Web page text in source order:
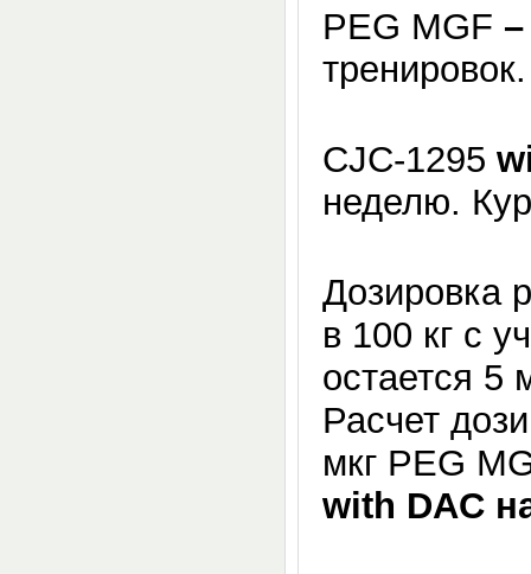
PEG MGF –
CJC-1295
неделю.
Дозировка
в 100 кг с
остается 5
Расчет
мкг PEG
with DAC